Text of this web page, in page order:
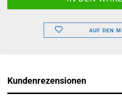
AUF DEN
Kundenrezensionen